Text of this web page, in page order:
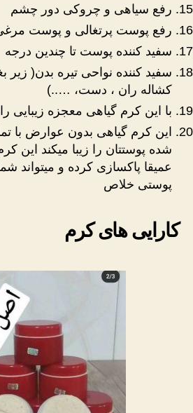
رفع سیاهی و چروکی دور چشم
رفع پوست پرتغالی و پوست
سفید کننده پوست تا چندین درجه
سفید کننده نواحی تیره بدن( زیر
کشاله ران ، دست، …..)
با این کرم گیاهی معجزه زیبایی
این کرم گیاهی بدون عوارض با
شده پوستتان را زیبا میکند این
عمیقا پاکسازی کرده و میتواند
پوستی خلاص
کارایی های کرم